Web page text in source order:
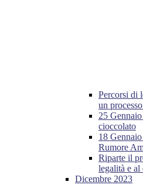
Percorsi di
un
25
cioccolato
18
Rumore
Riparte il
legalità e al
Dicembre 2023